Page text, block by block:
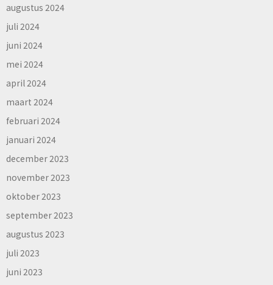
augustus 2024
juli 2024
juni 2024
mei 2024
april 2024
maart 2024
februari 2024
januari 2024
december 2023
november 2023
oktober 2023
september 2023
augustus 2023
juli 2023
juni 2023